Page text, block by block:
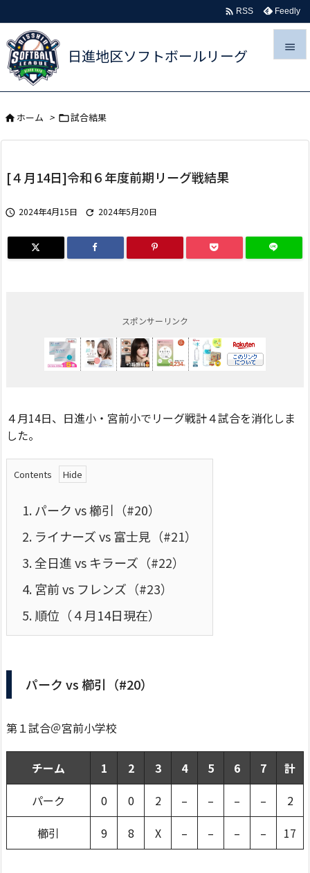
日進地区ソフトボールリーグ 
メニュ

検索
 RSS Feedly
ホーム > 試合結果
[４月14日]令和６年度前期リーグ戦結果
 2024年4月15日  2024年5月20日
スポンサーリンク
４月14日、日進小・宮前小でリーグ戦計４試合を消化しま
した。
Contents
1.パーク vs 櫛引（#20）
2. ライナーズ vs 富士見（#21）
3.全日進 vs キラーズ（#22）
4.宮前 vs フレンズ（#23）
5.順位（４月14日現在）
パーク vs 櫛引（#20）
第１試合＠宮前小学校
チーム 1 2 3 4 5 6 7
計
パーク
0 0 2 – – – –
2
櫛引
9 8 X – – – – 17